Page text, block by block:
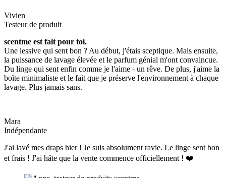
Vivien
Testeur de produit
scentme est fait pour toi.
Une lessive qui sent bon ? Au début, j'étais sceptique. Mais ensuite,
la puissance de lavage élevée et le parfum génial m'ont convaincue.
Du linge qui sent enfin comme je l'aime - un rêve. De plus, j'aime la
boîte minimaliste et le fait que je préserve l'environnement à chaque
lavage. Plus jamais sans.
Mara
Indépendante
J'ai lavé mes draps hier ! Je suis absolument ravie. Le linge sent bon
et frais ! J'ai hâte que la vente commence officiellement ! ❤️